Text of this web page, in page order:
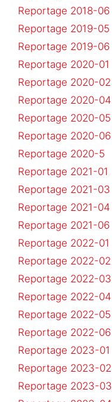
Reportage 2018-06
Reportage 2019-05
Reportage 2019-06
Reportage 2020-01
Reportage 2020-02
Reportage 2020-04
Reportage 2020-05
Reportage 2020-06
Reportage 2020-5
Reportage 2021-01
Reportage 2021-03
Reportage 2021-04
Reportage 2021-06
Reportage 2022-01
Reportage 2022-02
Reportage 2022-03
Reportage 2022-04
Reportage 2022-05
Reportage 2022-06
Reportage 2023-01
Reportage 2023-02
Reportage 2023-03